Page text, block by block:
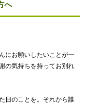
へ
にお願いしたいことが一
の気持ちを持ってお別れ
日のことを。それから誰